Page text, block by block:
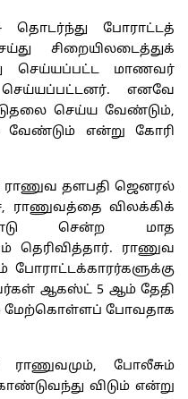
போராட்டத்
சிறையிலடைத்துக்
செய்யப்பட்ட மாணவர்
எனவே
செய்ய வேண்டும்,
என்று கோரி
தளபதி ஜெனரல்
ராணுவத்தை விலக்கிக்
சென்ற மாத
ராணுவ
ஆகஸ்ட் 5 ஆம் தேதி
மேற்கொள்ளப் போவதாக
போலீசும்
விடும் என்று